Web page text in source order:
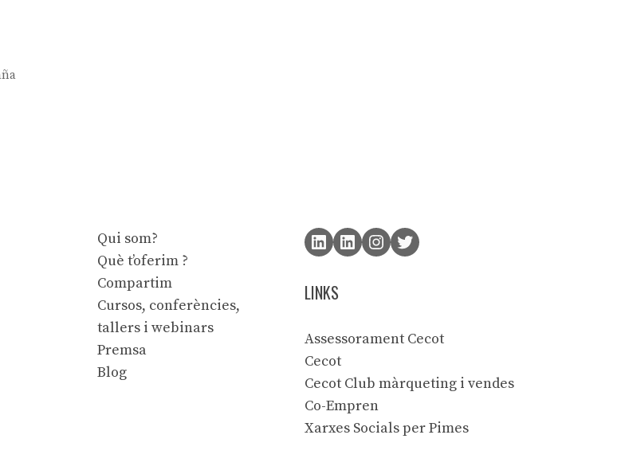
Qui som?
Què t’oferim ?
Compartim
Cursos, conferències,
tallers i webinars
Premsa
Blog
LINKS
Assessorament Cecot
Cecot
Cecot Club màrqueting i vendes
Co-Empren
Xarxes Socials per Pimes